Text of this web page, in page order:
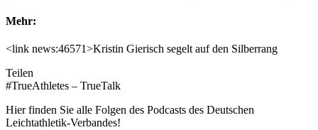
Mehr:
<link news:46571>Kristin Gierisch segelt auf den Silberrang
Teilen
#TrueAthletes – TrueTalk
Hier finden Sie alle Folgen des Podcasts des Deutschen
Leichtathletik-Verbandes!